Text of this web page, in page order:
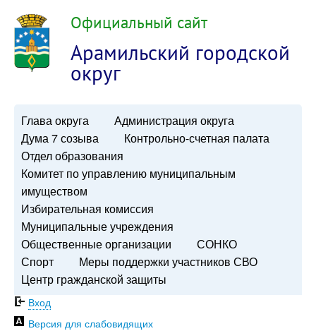
Официальный сайт
Арамильский городской
округ
Глава округа
Администрация округа
Дума 7 созыва
Контрольно-счетная палата
Отдел образования
Комитет по управлению муниципальным
имуществом
Избирательная комиссия
Муниципальные учреждения
Общественные организации
СОНКО
Спорт
Меры поддержки участников СВО
Центр гражданской защиты
Вход
Версия для слабовидящих